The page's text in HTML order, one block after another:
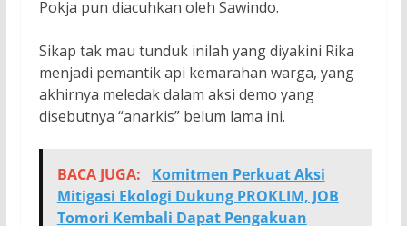
Pokja pun diacuhkan oleh Sawindo.
Sikap tak mau tunduk inilah yang diyakini Rika
menjadi pemantik api kemarahan warga, yang
akhirnya meledak dalam aksi demo yang
disebutnya “anarkis” belum lama ini.
BACA JUGA:
Komitmen Perkuat Aksi
Mitigasi Ekologi Dukung PROKLIM, JOB
Tomori Kembali Dapat Pengakuan